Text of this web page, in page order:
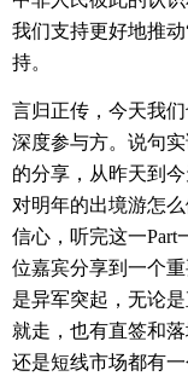
我们支持更好地推动
持。
言归正传，今天我
深度参与方。说句
的分享，从昨天到
对明年的出境游怎
信心，听完这一Part
位嘉宾分享到一个
是异军突起，无论
就走，也有直签和
还是短线市场都有